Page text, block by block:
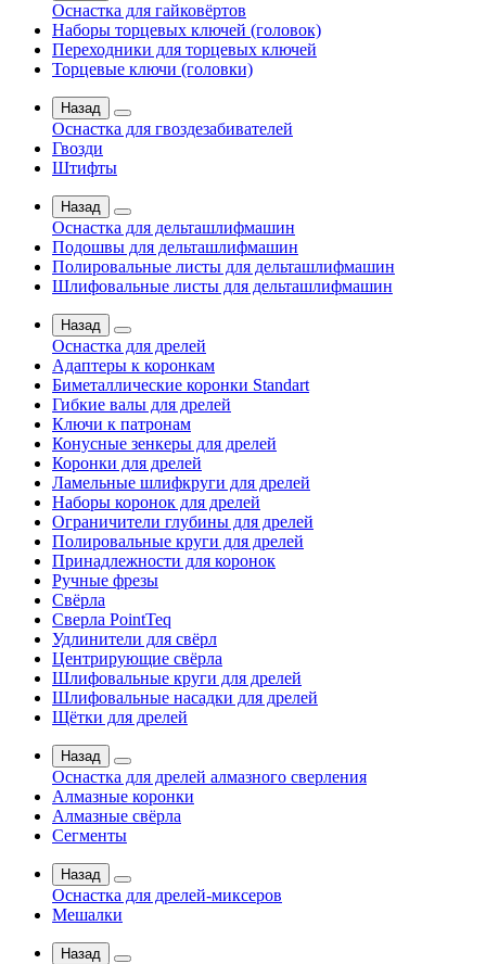
Оснастка для гайковёртов
Наборы торцевых ключей (головок)
Переходники для торцевых ключей
Торцевые ключи (головки)
Назад
Оснастка для гвоздезабивателей
Гвозди
Штифты
Назад
Оснастка для дельташлифмашин
Подошвы для дельташлифмашин
Полировальные листы для дельташлифмашин
Шлифовальные листы для дельташлифмашин
Назад
Оснастка для дрелей
Адаптеры к коронкам
Биметаллические коронки Standart
Гибкие валы для дрелей
Ключи к патронам
Конусные зенкеры для дрелей
Коронки для дрелей
Ламельные шлифкруги для дрелей
Наборы коронок для дрелей
Ограничители глубины для дрелей
Полировальные круги для дрелей
Принадлежности для коронок
Ручные фрезы
Свёрла
Сверла PointTeq
Удлинители для свёрл
Центрирующие свёрла
Шлифовальные круги для дрелей
Шлифовальные насадки для дрелей
Щётки для дрелей
Назад
Оснастка для дрелей алмазного сверления
Алмазные коронки
Алмазные свёрла
Сегменты
Назад
Оснастка для дрелей-миксеров
Мешалки
Назад